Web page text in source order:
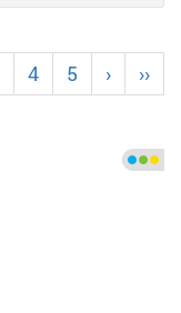
4 5 › ››